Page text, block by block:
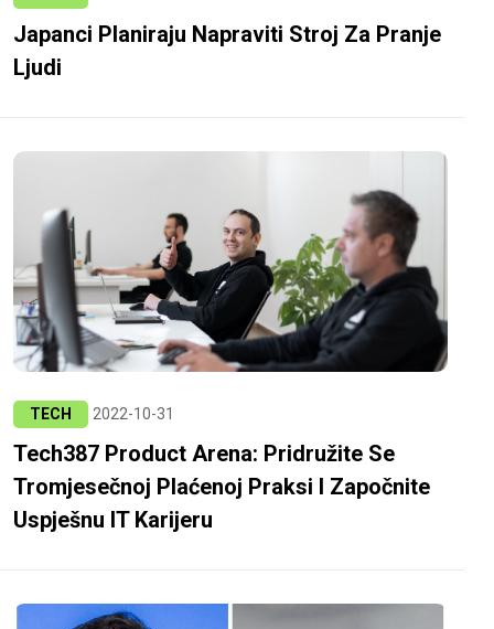
Japanci Planiraju Napraviti Stroj Za Pranje
Ljudi
TECH 2022-10-31
Tech387 Product Arena: Pridružite Se
Tromjesečnoj Plaćenoj Praksi I Započnite
Uspješnu IT Karijeru